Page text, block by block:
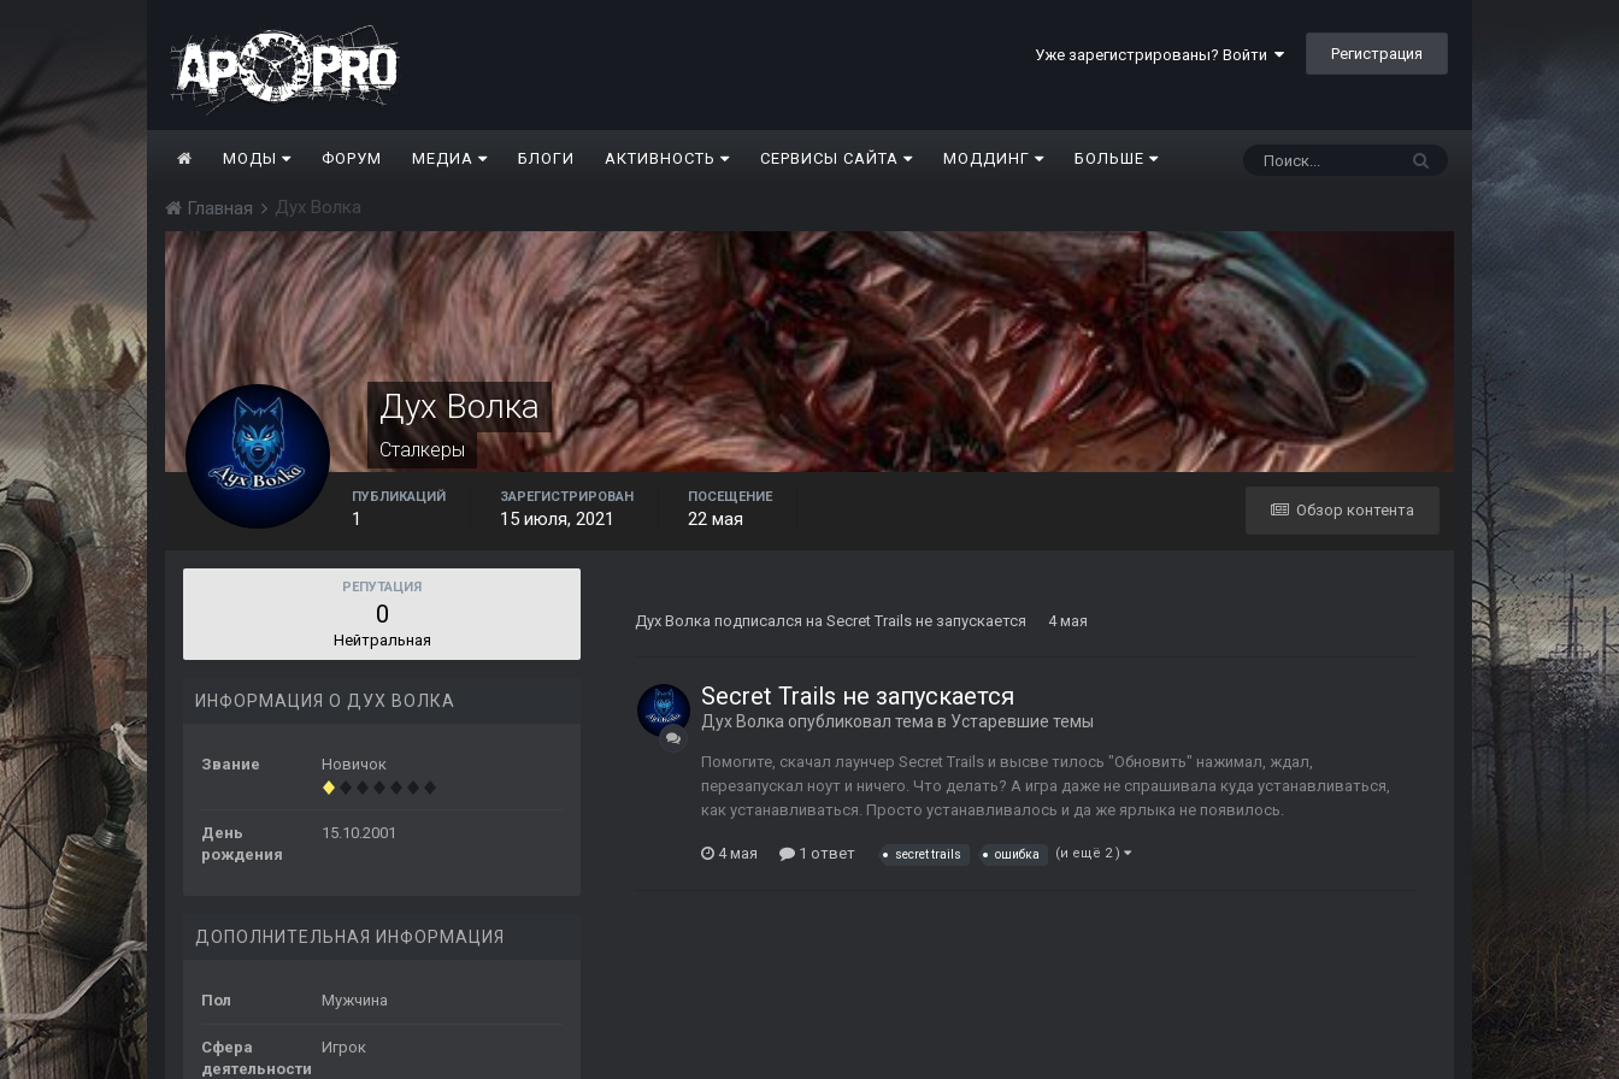
Уже зарегистрированы? Войти Регистрация
МОДЫ ФОРУМ МЕДИА БЛОГИ АКТИВНОСТЬ СЕРВИСЫ САЙТА МОДДИНГ БОЛЬШЕ
Главная Дух Волка
Дух Волка
Сталкеры
Обзор контента
ПУБЛИКАЦИЙ
1
ЗАРЕГИСТРИРОВАН
15 июля, 2021
ПОСЕЩЕНИЕ
22 мая
РЕПУТАЦИЯ
0
Нейтральная
ИНФОРМАЦИЯ О ДУХ ВОЛКА
Звание Новичок
День
рождения
15.10.2001
ДОПОЛНИТЕЛЬНАЯ ИНФОРМАЦИЯ
Пол Мужчина
Сфера
деятельности
Игрок
Дух Волка подписался на Secret Trails не запускается 4 мая
Secret Trails не запускается
Дух Волка опубликовал тема в Устаревшие темы
Помогите, скачал лаунчер Secret Trails и высве тилось "Обновить" нажимал, ждал,
перезапускал ноут и ничего. Что делать? А игра даже не спрашивала куда устанавливаться,
как устанавливаться. Просто устанавливалось и да же ярлыка не появилось.
4 мая 1 ответ secret trails ошибка (и ещё 2 )